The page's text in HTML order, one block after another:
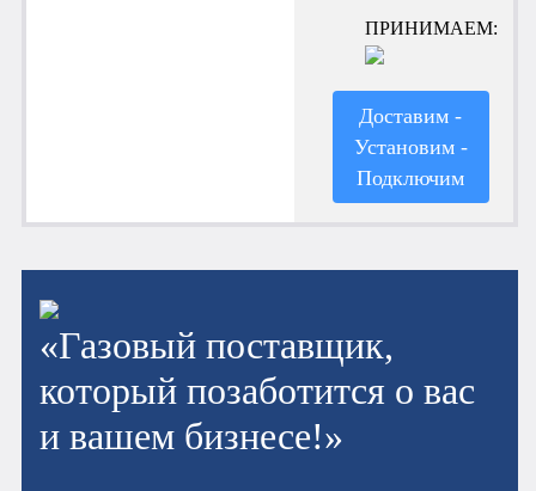
ПРИНИМАЕМ:
Доставим -
Установим -
Подключим
«Газовый поставщик,
который позаботится о вас
и вашем бизнесе!»